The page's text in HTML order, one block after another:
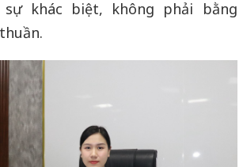
khác biệt, không phải bằng